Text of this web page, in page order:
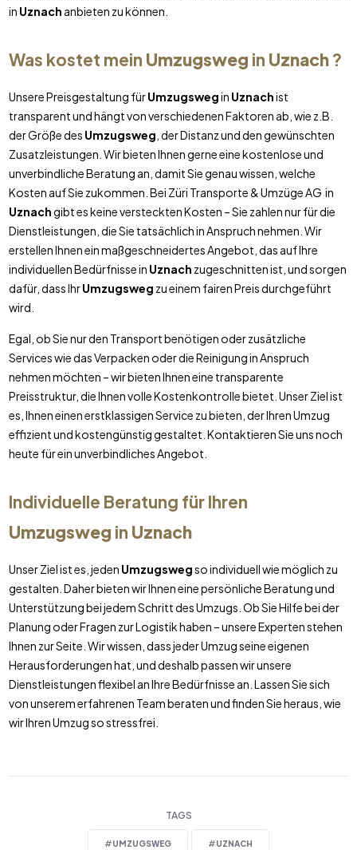
in Uznach anbieten zu können.
Was kostet mein Umzugsweg in Uznach?
Unsere Preisgestaltung fürUmzugswegin Uznachist
transparent und hängt von verschiedenen Faktoren ab, wie z.B.
der Größe des Umzugsweg , der Distanz und den gewünschten
Zusatzleistungen. Wir bieten Ihnen gerne eine kostenlose und
unverbindliche Beratung an, damit Sie genau wissen, welche
Kosten auf Sie zukommen. Bei Züri Transporte & Umzüge AG in
Uznachgibt es keine versteckten Kosten – Sie zahlen nur für die
Dienstleistungen, die Sie tatsächlich in Anspruch nehmen. Wir
erstellen Ihnen ein maßgeschneidertes Angebot, das auf Ihre
individuellen Bedürfnisse in Uznach zugeschnitten ist, und sorgen
dafür, dass IhrUmzugsweg zu einem fairen Preis durchgeführt
wird.
Egal, ob Sie nur den Transport benötigen oder zusätzliche
Services wie das Verpacken oder die Reinigung in Anspruch
nehmen möchten – wir bieten Ihnen eine transparente
Preisstruktur, die Ihnen volle Kostenkontrolle bietet. Unser Ziel ist
es, Ihnen einen erstklassigen Service zu bieten, der Ihren Umzug
effizient und kostengünstig gestaltet. Kontaktieren Sie uns noch
heute für ein unverbindliches Angebot.
Individuelle Beratung für Ihren
Umzugsweg in Uznach
Unser Ziel ist es, jeden Umzugswegso individuell wie möglich zu
gestalten. Daher bieten wir Ihnen eine persönliche Beratung und
Unterstützung bei jedem Schritt des Umzugs. Ob Sie Hilfe bei der
Planung oder Fragen zur Logistik haben – unsere Experten stehen
Ihnen zur Seite. Wir wissen, dass jeder Umzug seine eigenen
Herausforderungen hat, und deshalb passen wir unsere
Dienstleistungen flexibel an Ihre Bedürfnisse an. Lassen Sie sich
von unserem erfahrenen Team beraten und finden Sie heraus, wie
wir Ihren Umzug so stressfrei.
TAGS
#UMZUGSWEG #UZNACH